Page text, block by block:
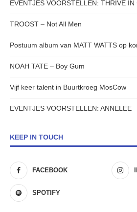
EVENTJES VOORSTELLEN: THRIVE IN
TROOST – Not All Men
Postuum album van MATT WATTS op
NOAH TATE – Boy Gum
Vijf keer talent in Buurtkroeg MosCow
EVENTJES VOORSTELLEN: ANNELEE
KEEP IN TOUCH
FACEBOOK
SPOTIFY